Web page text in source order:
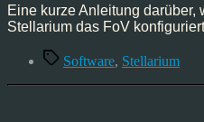
Eine kurze Anleitung darüber,
Stellarium das FoV
Schlagwörter
Software, Stellarium